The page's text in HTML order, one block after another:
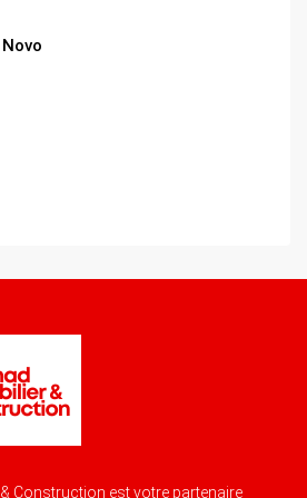
Construction est votre partenaire